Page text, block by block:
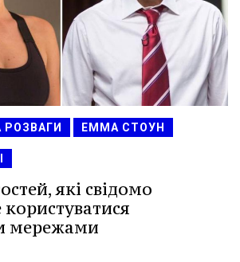
ЕММА СТОУН
які свідомо
мережами